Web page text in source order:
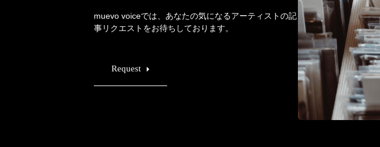
muevo voiceでは、あなたの気になるアーティストの記
事リクエストをお待ちしております。
Request